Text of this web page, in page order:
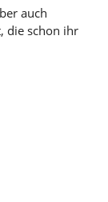
auch
die schon ihr